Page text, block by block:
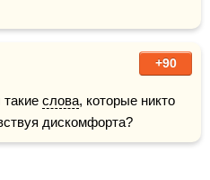
+90
слова, которые никто
дискомфорта?